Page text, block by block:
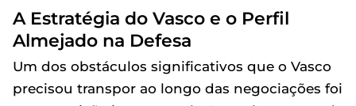
A Estratégia do Vasco e o Perfil
Almejado na Defesa
Um dos obstáculos significativos que o Vasco
precisou transpor ao longo das negociações foi